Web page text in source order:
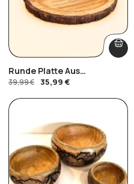
Runde Platte Aus
Mangoholzrinde
39,99€ 35,99 €